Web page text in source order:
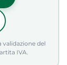
validazione del
IVA.